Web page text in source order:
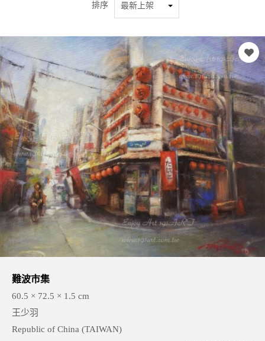
排序 最新上架
難波市集
60.5 × 72.5 × 1.5 cm
王少羽
Republic of China (TAIWAN)